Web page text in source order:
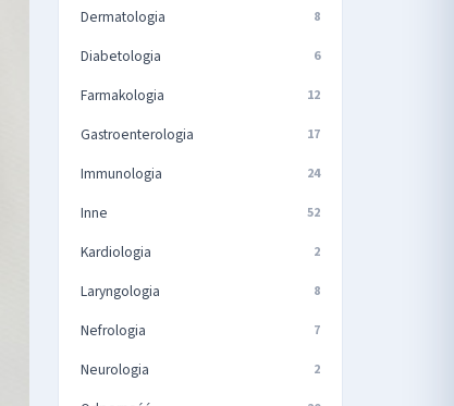
Dermatologia 8
Diabetologia 6
Farmakologia 12
Gastroenterologia 17
Immunologia 24
Inne 52
Kardiologia 2
Laryngologia 8
Nefrologia 7
Neurologia 2